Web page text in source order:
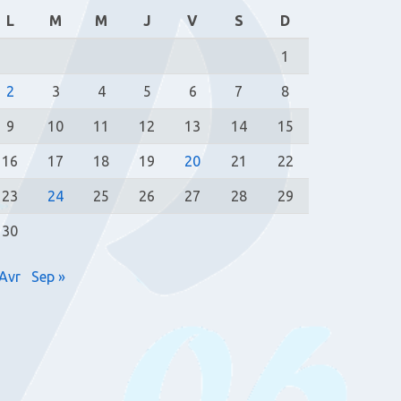
L M M J V S D
1
2 3 4 5 6 7 8
9 10 11 12 13 14 15
16 17 18 19 20 21 22
23 24 25 26 27 28 29
30
Sep »